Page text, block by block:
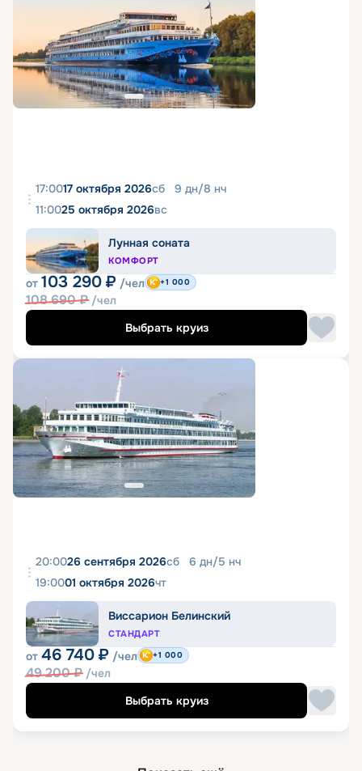
17:0017 октября 2026сб 9 дн/8 нч
11:0025 октября 2026вс
Лунная соната
КОМФОРТ
от 103 290 ₽ /чел
108 690₽ /чел
+1 000
Выбрать круиз
20:0026 сентября 2026сб 6 дн/5 нч
19:0001 октября 2026чт
Виссарион Белинский
СТАНДАРТ
от 46 740 ₽ /чел
49 200₽ /чел
+1 000
Выбрать круиз